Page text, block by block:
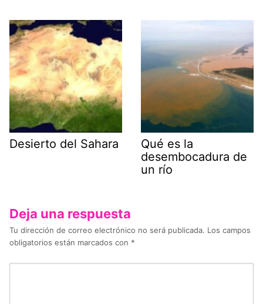
Desierto del Sahara
Qué es la
desembocadura de
un río
Deja una respuesta
Tu dirección de correo electrónico no será publicada. Los campos
obligatorios están marcados con *